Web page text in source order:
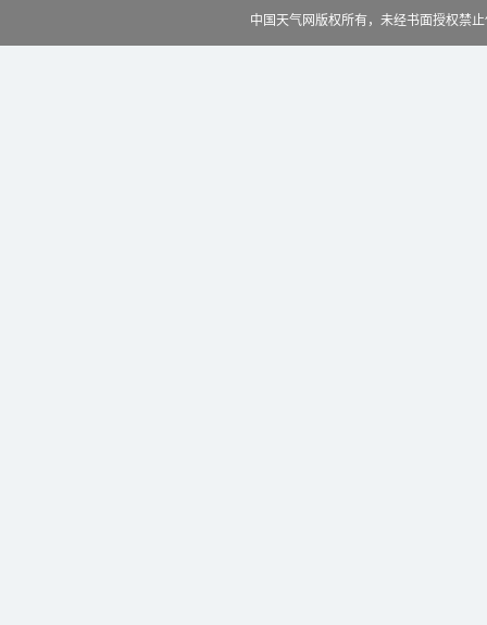
中国天气网版权所有，未经书面授权